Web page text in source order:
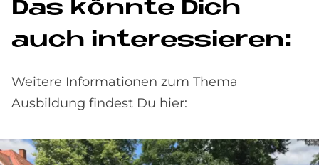
Das könn­te Dich
auch in­ter­es­sie­ren:
Weitere Informationen zum Thema
Ausbildung findest Du hier: